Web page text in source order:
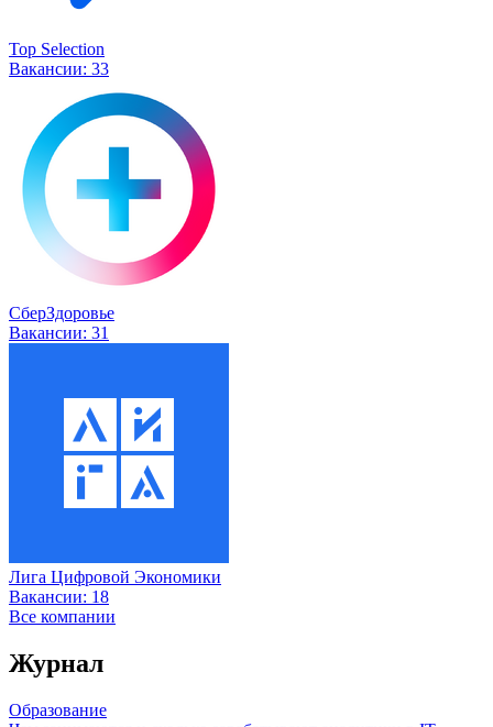
Top Selection
Вакансии: 33
СберЗдоровье
Вакансии: 31
Лига Цифровой Экономики
Вакансии: 18
Все компании
Журнал
Образование